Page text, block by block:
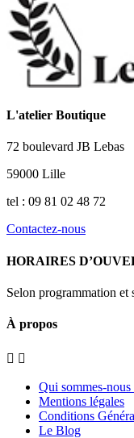
L'atelier Boutique
72 boulevard JB Lebas
59000 Lille
tel : 09 81 02 48 72
Contactez-nous
HORAIRES
Selon programmation et
À propos
 
Qui sommes-nous
Mentions légales
Conditions
Le Blog